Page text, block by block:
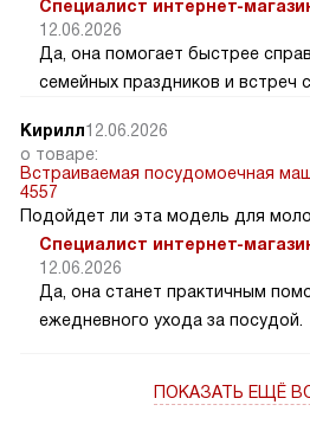
Специалист интернет-
12.06.2026
Да, она помогает быстрее
семейных праздников и встреч
Кирилл12.06.2026
о товаре:
Встраиваемая посудомоечная
4557
Подойдет ли эта модель для
Специалист интернет-
12.06.2026
Да, она станет практичным
ежедневного ухода за посудой.
ПОКАЗАТЬ ЕЩЁ